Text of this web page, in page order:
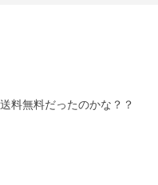
料無料だったのかな？？